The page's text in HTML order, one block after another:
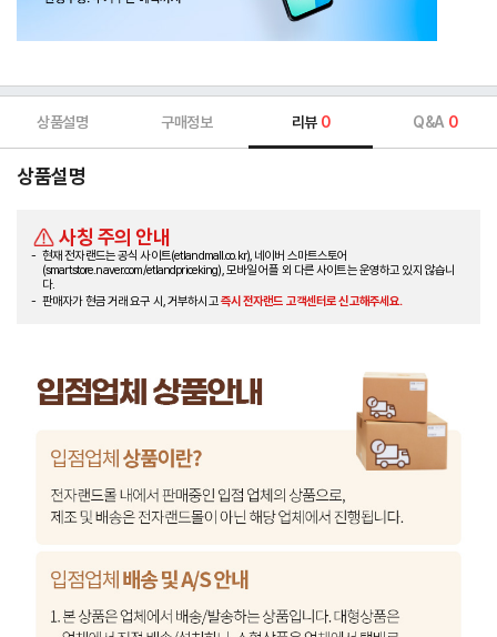
상품설명 구매정보 리뷰 0 Q&A 0
상품설명
사칭 주의 안내
현재 전자랜드는 공식 사이트(etlandmall.co.kr), 네이버 스마트스토어
(smartstore.naver.com/etlandpriceking), 모바일 어플 외 다른 사이트는 운영하고 있지 않습니
다.
판매자가 현금 거래 요구 시, 거부하시고즉시 전자랜드 고객센터로 신고해주세요.